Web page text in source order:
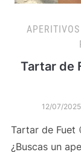
Tartar de
12/07/2025
Tartar de Fuet
¿Buscas un